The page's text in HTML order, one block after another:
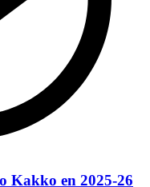
Kakko en 2025-26